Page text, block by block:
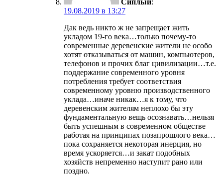
Сиплый:
19.08.2019 в 13:27
Дак ведь никто ж не запрещает жить
укладом 19-го века…только почему-то
современные деревенские жители не особо
хотят отказываться от машин, компьютеров,
телефонов и прочих благ цивилизации…т.е.
поддержание современного уровня
потребления требует соответствия
современному уровню производственного
уклада…иначе никак…я к тому, что
деревенским жителям неплохо бы эту
фундаментальную вещь осознавать…нельзя
быть успешным в современном обществе
работая на принципах позапрошлого века…
пока сохраняется некоторая инерция, но
время ускоряется…и закат подобных
хозяйств непременно наступит рано или
поздно.